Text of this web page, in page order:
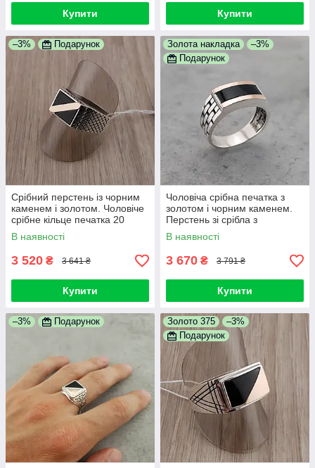
Купити Купити
–3% Подарунок
Срібний перстень із чорним
каменем і золотом. Чоловіче
срібне кільце печатка 20
розмір
В наявності
3 520 ₴ 3 641 ₴
Купити
Золота накладка
–3%
Подарунок
Чоловіча срібна печатка з
золотом і чорним каменем.
Перстень зі срібла з
накладкою золота 375. 21
розмір
В наявності
3 670 ₴ 3 791 ₴
Купити
–3% Подарунок Золото 375
–3%
Подарунок